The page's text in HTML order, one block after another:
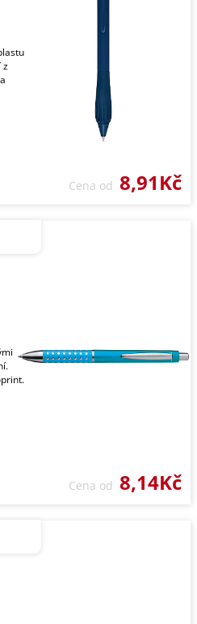
z
Cena od 8,91Kč
Cena od 8,14Kč